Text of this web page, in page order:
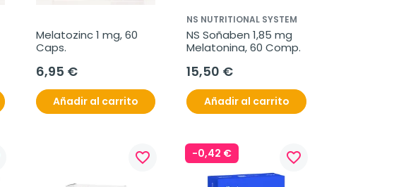
Melatozinc 1 mg, 60
Caps.
6,95 €
Añadir al carrito
NS NUTRITIONAL SYSTEM
NS Soñaben 1,85 mg
Melatonina, 60 Comp.
15,50 €
Añadir al carrito
favorite_border -0,42 € favorite_border